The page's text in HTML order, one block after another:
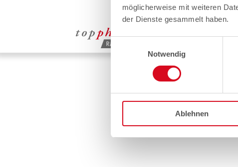
möglicherweise mit weiteren
der Dienste gesammelt haben.
Einwilligungsauswahl
Notwendig
Ablehnen